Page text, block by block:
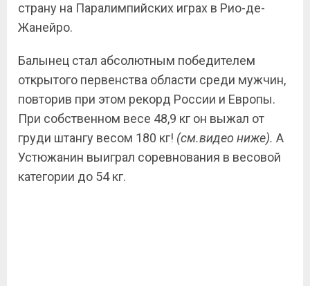
страну на Паралимпийских играх в Рио-де-
Жанейро.
Балынец стал абсолютным победителем
открытого первенства области среди мужчин,
повторив при этом рекорд России и Европы.
При собственном весе 48,9 кг он выжал от
груди штангу весом 180 кг! (см.видео ниже). А
Устюжанин выиграл соревнования в весовой
категории до 54 кг.